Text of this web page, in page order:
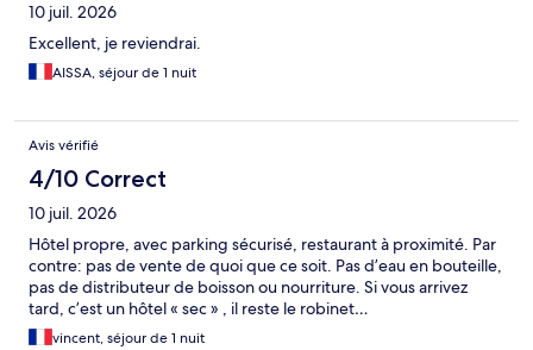
10 juil. 2026
Excellent, je reviendrai.
AISSA, séjour de 1 nuit
Avis vérifié
4/10 Correct
10 juil. 2026
Hôtel propre, avec parking sécurisé, restaurant à proximité. Par
contre: pas de vente de quoi que ce soit. Pas d’eau en bouteille,
pas de distributeur de boisson ou nourriture. Si vous arrivez
tard, c’est un hôtel « sec » , il reste le robinet…
vincent, séjour de 1 nuit